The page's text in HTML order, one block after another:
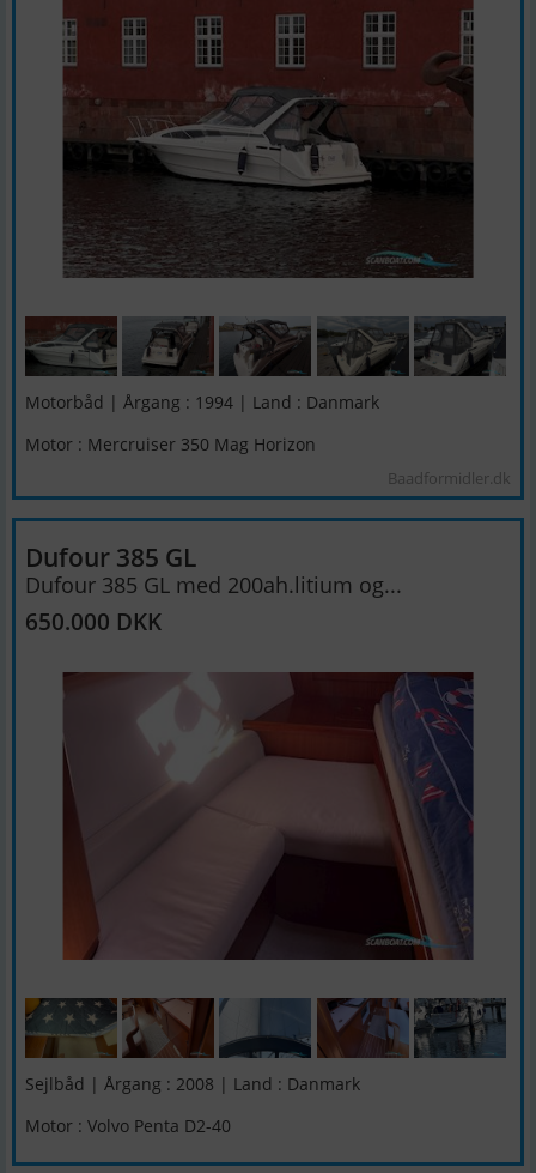
Motorbåd | Årgang : 1994 | Land : Danmark
Motor : Mercruiser 350 Mag Horizon
Baadformidler.dk
Dufour 385 GL
Dufour 385 GL med 200ah.litium og...
650.000 DKK
Sejlbåd | Årgang : 2008 | Land : Danmark
Motor : Volvo Penta D2-40